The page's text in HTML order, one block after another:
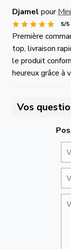
Djamel pour
5/5
Première
top, livraison
le produit
heureux grâce à
Vos